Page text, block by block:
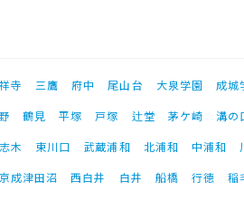
寺 三鷹 府中 尾山台 大泉学園 成城
鶴見 平塚 戸塚 辻堂 茅ケ崎
溝の
志木 東川口 武蔵浦和 北浦和 中浦和
京成津田沼 西白井 白井 船橋 行徳 稲